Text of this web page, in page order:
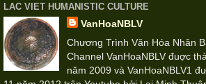
LAC VIET HUMANISTIC CULTURE
VanHoaNBLV
Chương Trình Văn Hóa Nhân
Channel VanHoaNBLV đuợc
năm 2009 và VanHoaNBLV1